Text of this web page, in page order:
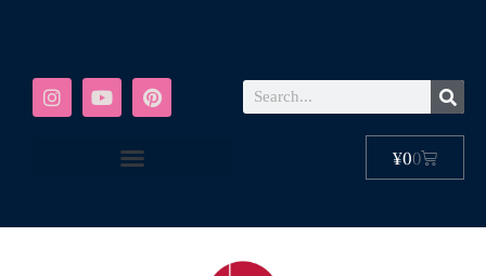
¥00